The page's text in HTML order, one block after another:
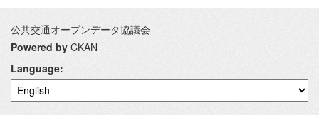
公共交通オープンデータ協議会
Powered by CKAN
Language